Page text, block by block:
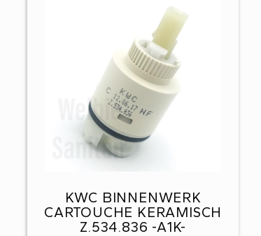
KWC BINNENWERK
CARTOUCHE KERAMISCH
Z.534.836 -A1K-